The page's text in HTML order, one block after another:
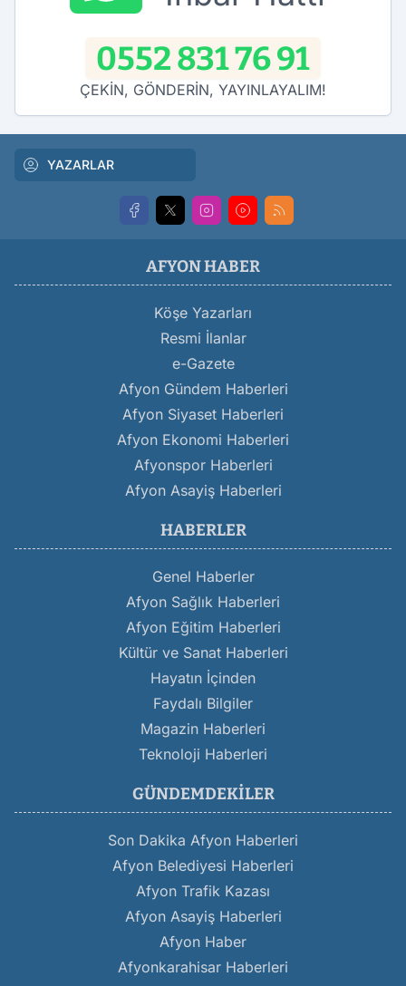
0552 831 76 91
ÇEKİN, GÖNDERİN, YAYINLAYALIM!
YAZARLAR
AFYON HABER
Köşe Yazarları
Resmi İlanlar
e-Gazete
Afyon Gündem Haberleri
Afyon Siyaset Haberleri
Afyon Ekonomi Haberleri
Afyonspor Haberleri
Afyon Asayiş Haberleri
HABERLER
Genel Haberler
Afyon Sağlık Haberleri
Afyon Eğitim Haberleri
Kültür ve Sanat Haberleri
Hayatın İçinden
Faydalı Bilgiler
Magazin Haberleri
Teknoloji Haberleri
GÜNDEMDEKILER
Son Dakika Afyon Haberleri
Afyon Belediyesi Haberleri
Afyon Trafik Kazası
Afyon Asayiş Haberleri
Afyon Haber
Afyonkarahisar Haberleri